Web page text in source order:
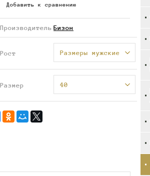
Добавить к сравнению
Производитель Бизон
Рост Размеры мужские
Размер 40